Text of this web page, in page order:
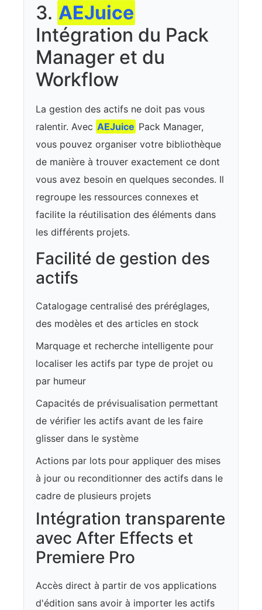
3. AEJuice
Intégration du Pack
Manager et du
Workflow
La gestion des actifs ne doit pas vous
ralentir. Avec AEJuice Pack Manager,
vous pouvez organiser votre bibliothèque
de manière à trouver exactement ce dont
vous avez besoin en quelques secondes. Il
regroupe les ressources connexes et
facilite la réutilisation des éléments dans
les différents projets.
Facilité de gestion des
actifs
Catalogage centralisé des préréglages,
des modèles et des articles en stock
Marquage et recherche intelligente pour
localiser les actifs par type de projet ou
par humeur
Capacités de prévisualisation permettant
de vérifier les actifs avant de les faire
glisser dans le système
Actions par lots pour appliquer des mises
à jour ou reconditionner des actifs dans le
cadre de plusieurs projets
Intégration transparente
avec After Effects et
Premiere Pro
Accès direct à partir de vos applications
d'édition sans avoir à importer les actifs